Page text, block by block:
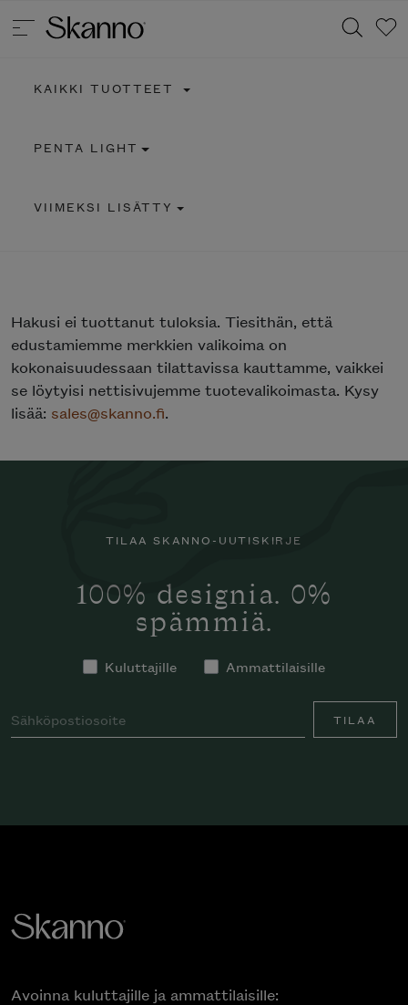
KAIKKI TUOTTEET
PENTA LIGHT
VIIMEKSI LISÄTTY
Hakusi ei tuottanut tuloksia. Tiesithän, että
edustamiemme merkkien valikoima on
kokonaisuudessaan tilattavissa kauttamme, vaikkei
se löytyisi nettisivujemme tuotevalikoimasta. Kysy
lisää: sales@skanno.fi.
TILAA SKANNO-UUTISKIRJE
100% designia. 0%
spämmiä.
Kuluttajille Ammattilaisille
TILAA
Avoinna kuluttajille ja ammattilaisille: